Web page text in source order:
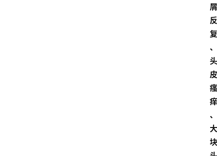
屑
反
复
、
头
皮
瘙
痒
、
大
块